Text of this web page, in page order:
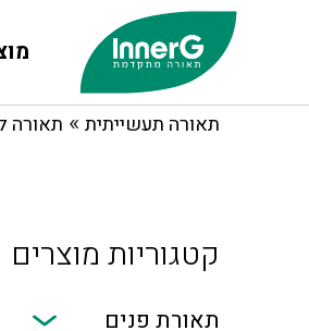
תאורה תעשייתית » תאורה
קטגוריות מוצרים
תאורת פנים